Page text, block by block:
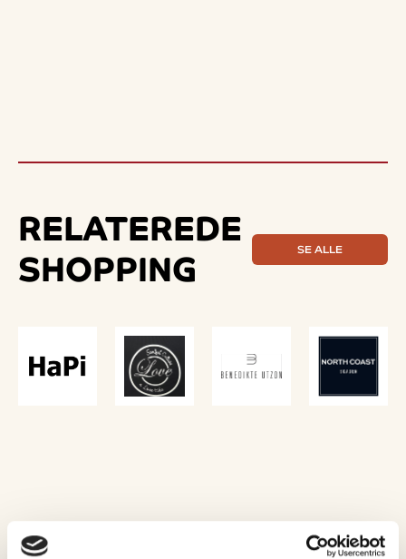
RELATEREDE
SHOPPING
SE ALLE